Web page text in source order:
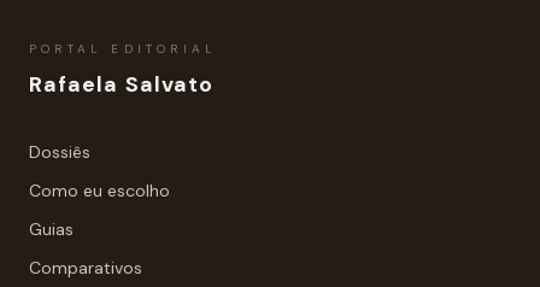
PORTAL EDITORIAL
Rafaela Salvato
Dossiês
Como eu escolho
Guias
Comparativos